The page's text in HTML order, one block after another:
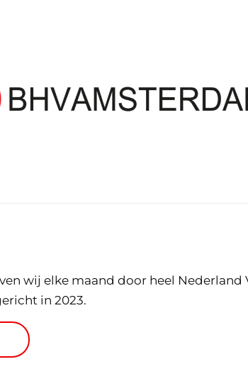
wij elke maand door heel Nederland
in 2023.